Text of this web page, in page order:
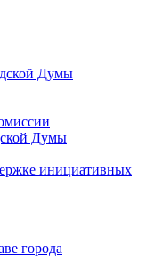
Думы
Думы
инициативных
города